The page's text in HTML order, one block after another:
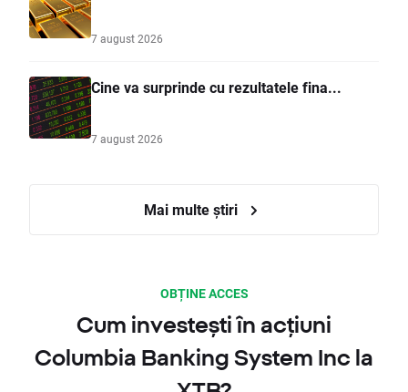
7 august 2026
Cine va surprinde cu rezultatele fina...
7 august 2026
Mai multe știri
OBȚINE ACCES
Cum investești în acțiuni
Columbia Banking System Inc la